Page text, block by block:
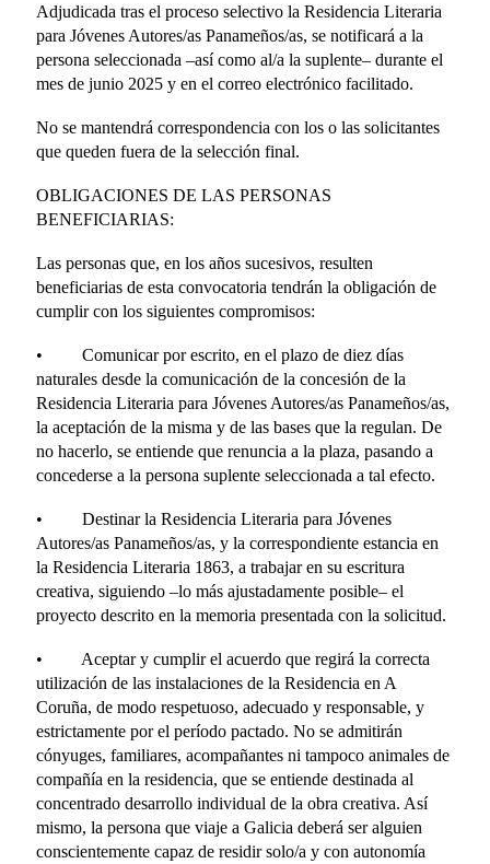
Adjudicada tras el proceso selectivo la Residencia Literaria
para Jóvenes Autores/as Panameños/as, se notificará a la
persona seleccionada –así como al/a la suplente– durante el
mes de junio 2025 y en el correo electrónico facilitado.
No se mantendrá correspondencia con los o las solicitantes
que queden fuera de la selección final.
OBLIGACIONES DE LAS PERSONAS
BENEFICIARIAS:
Las personas que, en los años sucesivos, resulten
beneficiarias de esta convocatoria tendrán la obligación de
cumplir con los siguientes compromisos:
• Comunicar por escrito, en el plazo de diez días
naturales desde la comunicación de la concesión de la
Residencia Literaria para Jóvenes Autores/as Panameños/as,
la aceptación de la misma y de las bases que la regulan. De
no hacerlo, se entiende que renuncia a la plaza, pasando a
concederse a la persona suplente seleccionada a tal efecto.
• Destinar la Residencia Literaria para Jóvenes
Autores/as Panameños/as, y la correspondiente estancia en
la Residencia Literaria 1863, a trabajar en su escritura
creativa, siguiendo –lo más ajustadamente posible– el
proyecto descrito en la memoria presentada con la solicitud.
• Aceptar y cumplir el acuerdo que regirá la correcta
utilización de las instalaciones de la Residencia en A
Coruña, de modo respetuoso, adecuado y responsable, y
estrictamente por el período pactado. No se admitirán
cónyuges, familiares, acompañantes ni tampoco animales de
compañía en la residencia, que se entiende destinada al
concentrado desarrollo individual de la obra creativa. Así
mismo, la persona que viaje a Galicia deberá ser alguien
conscientemente capaz de residir solo/a y con autonomía